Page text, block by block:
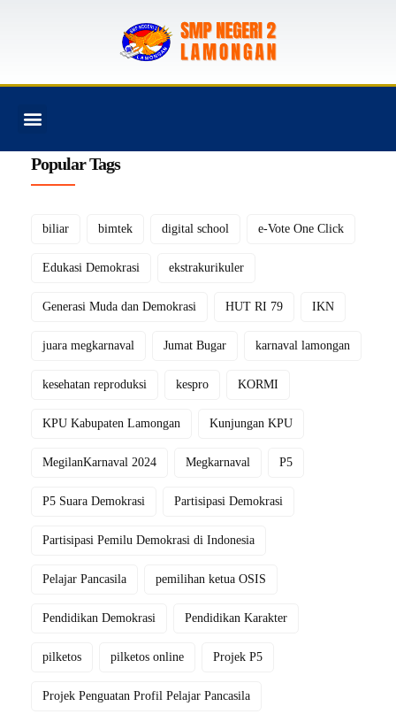
Popular Tags
biliar bimtek digital school e-Vote One Click
Edukasi Demokrasi ekstrakurikuler
Generasi Muda dan Demokrasi HUT RI 79 IKN
juara megkarnaval Jumat Bugar karnaval lamongan
kesehatan reproduksi kespro KORMI
KPU Kabupaten Lamongan Kunjungan KPU
MegilanKarnaval 2024 Megkarnaval P5
P5 Suara Demokrasi Partisipasi Demokrasi
Partisipasi Pemilu Demokrasi di Indonesia
Pelajar Pancasila pemilihan ketua OSIS
Pendidikan Demokrasi Pendidikan Karakter
pilketos pilketos online Projek P5
Projek Penguatan Profil Pelajar Pancasila